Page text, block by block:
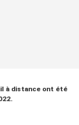
à distance ont été